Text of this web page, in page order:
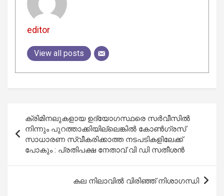
editor
View all posts
navigation
ക്രിമിനലുകളായ ഉദ്യോഗസ്ഥരെ സര്‍വീസില്‍
നിന്നും പുറത്താക്കിയില്ലെങ്കിൽ കോണ്‍ഗ്രസ്
സാധാരണ സ്വീകരിക്കാത്ത നടപടികളിലേക്ക്
പോകും : പ്രതിപക്ഷ നേതാവ് വി ഡി സതീശന്‍
കല നിലാവിൽ വിരിഞ്ഞ് നിശാഗന്ധി